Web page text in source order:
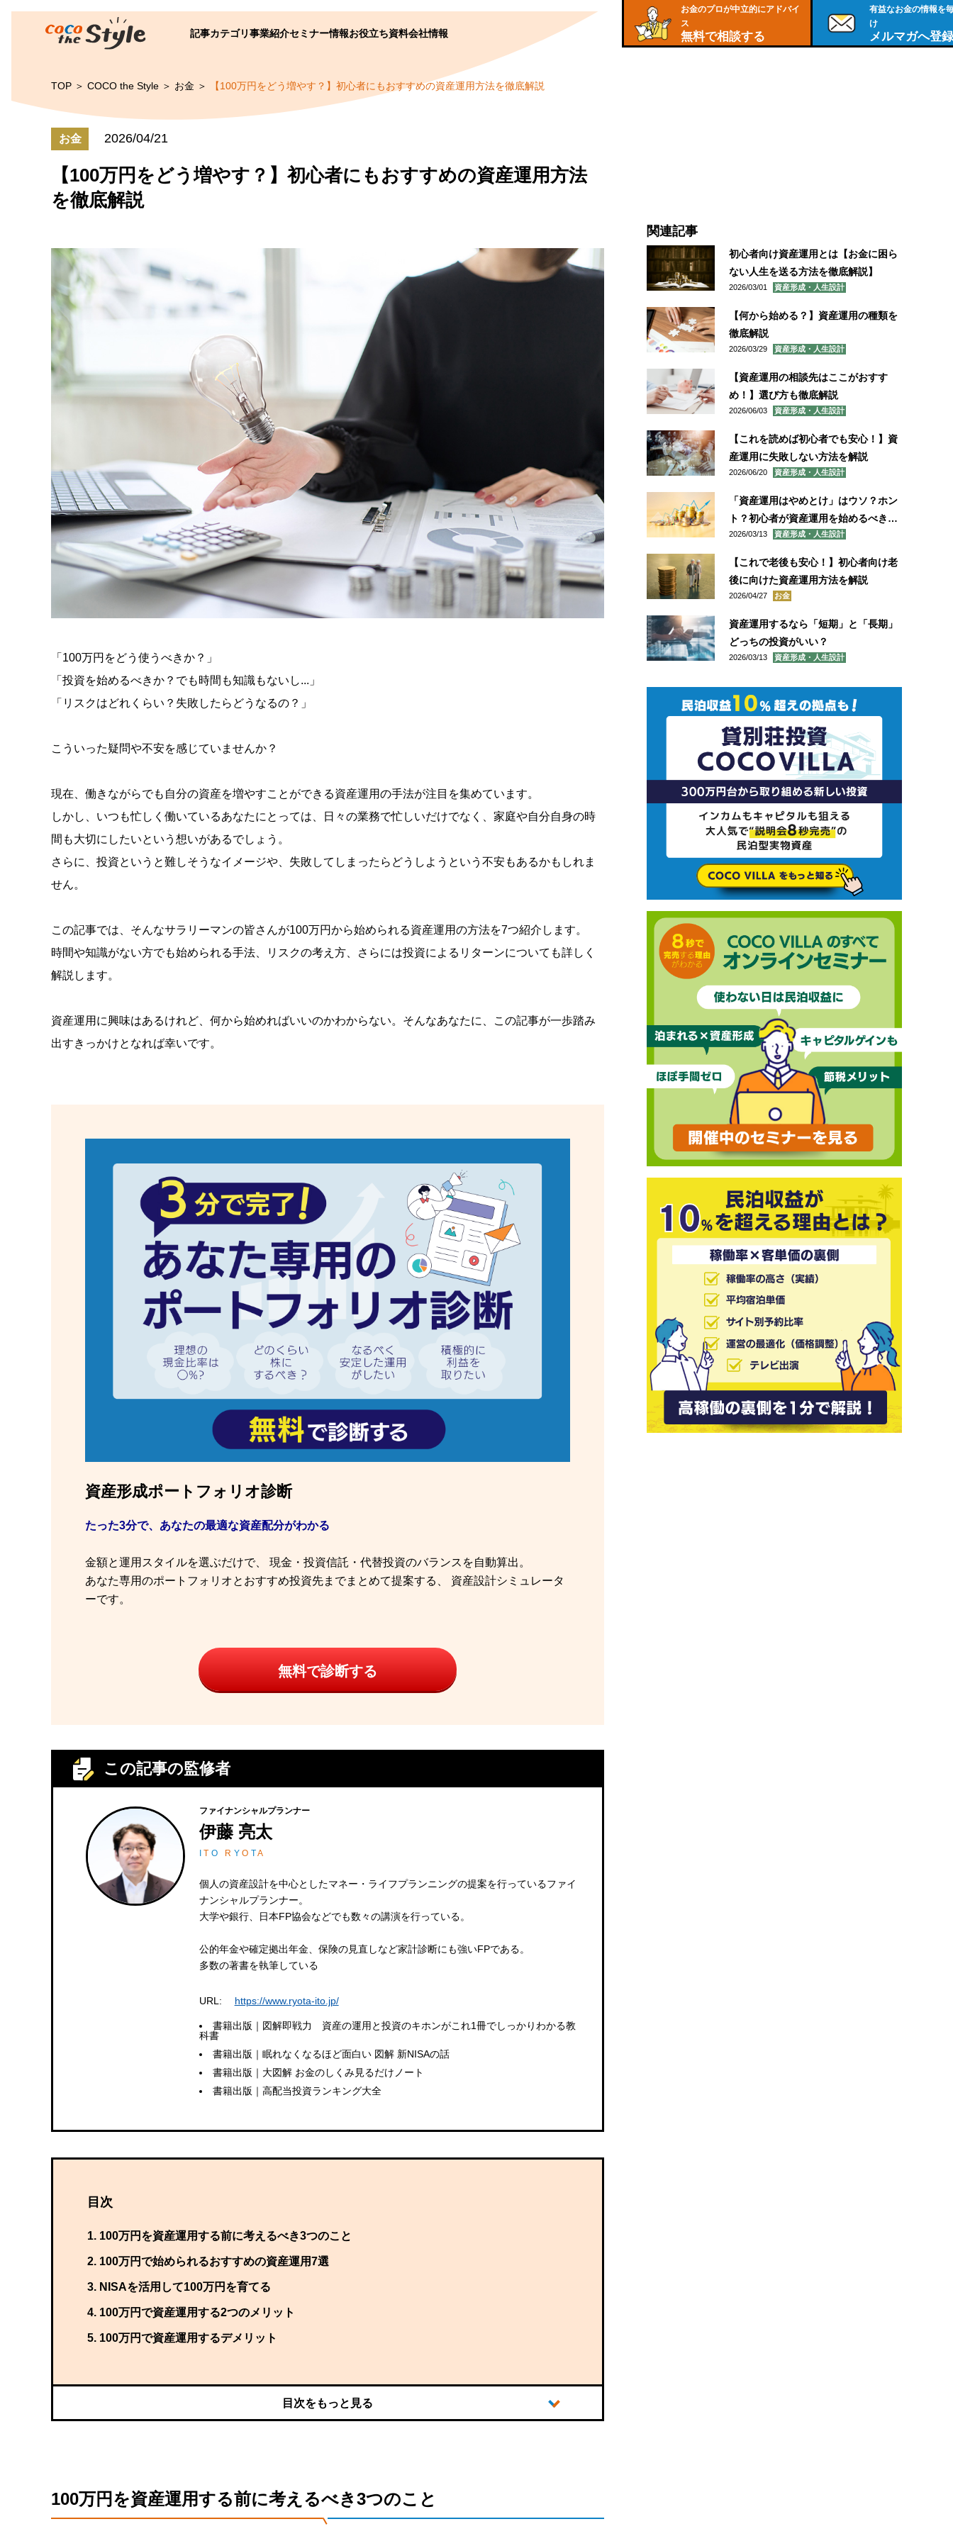
記事カテゴリ事業紹介セミナー情報お役立ち資料会社情報
TOP COCO the Style お金 【100万円をどう増やす？】初心者にもおすすめの資産運用方法を徹底解説
お金 2026/04/21
【100万円をどう増やす？】初心者にもおすすめの資産運用方法
を徹底解説
「100万円をどう使うべきか？」
「投資を始めるべきか？でも時間も知識もないし...」
「リスクはどれくらい？失敗したらどうなるの？」
こういった疑問や不安を感じていませんか？
現在、働きながらでも自分の資産を増やすことができる資産運用の手法が注目を集めています。
しかし、いつも忙しく働いているあなたにとっては、日々の業務で忙しいだけでなく、家庭や自分自身の時
間も大切にしたいという想いがあるでしょう。
さらに、投資というと難しそうなイメージや、失敗してしまったらどうしようという不安もあるかもしれま
せん。
この記事では、そんなサラリーマンの皆さんが100万円から始められる資産運用の方法を7つ紹介します。
時間や知識がない方でも始められる手法、リスクの考え方、さらには投資によるリターンについても詳しく
解説します。
資産運用に興味はあるけれど、何から始めればいいのかわからない。そんなあなたに、この記事が一歩踏み
出すきっかけとなれば幸いです。
資産形成ポートフォリオ診断
たった3分で、あなたの最適な資産配分がわかる
金額と運用スタイルを選ぶだけで、 現金・投資信託・代替投資のバランスを自動算出。
あなた専用のポートフォリオとおすすめ投資先までまとめて提案する、 資産設計シミュレータ
ーです。
無料で診断する
この記事の監修者
ファイナンシャルプランナー
伊藤 亮太
IT O R YO TA
個人の資産設計を中心としたマネー・ライフプランニングの提案を行っているファイ
ナンシャルプランナー。
大学や銀行、日本FP協会などでも数々の講演を行っている。
公的年金や確定拠出年金、保険の見直しなど家計診断にも強いFPである。
多数の著書を執筆している
URL: https://www.ryota-ito.jp/
書籍出版｜図解即戦力 資産の運用と投資のキホンがこれ1冊でしっかりわかる教
科書
書籍出版｜眠れなくなるほど面白い 図解 新NISAの話
書籍出版｜大図解 お金のしくみ見るだけノート
書籍出版｜高配当投資ランキング大全
目次
100万円を資産運用する前に考えるべき3つのこと
100万円で始められるおすすめの資産運用7選
NISAを活用して100万円を育てる
100万円で資産運用する2つのメリット
100万円で資産運用するデメリット
100万円を資産運用する前に考えるべき3つのこと
関連記事
初心者向け資産運用とは【お金に困ら
ない人生を送る方法を徹底解説】
2026/03/01 資産形成・人生設計
【何から始める？】資産運用の種類を
徹底解説
2026/03/29 資産形成・人生設計
【資産運用の相談先はここがおすす
め！】選び方も徹底解説
2026/06/03 資産形成・人生設計
【これを読めば初心者でも安心！】資
産運用に失敗しない方法を解説
2026/06/20 資産形成・人生設計
「資産運用はやめとけ」はウソ？ホン
ト？初心者が資産運用を始めるべき理
由やコツを徹底解説
2026/03/13 資産形成・人生設計
【これで老後も安心！】初心者向け老
後に向けた資産運用方法を解説
2026/04/27 お金
資産運用するなら「短期」と「長期」
どっちの投資がいい？
2026/03/13 資産形成・人生設計
お金のプロが中立的にアドバイ
ス
無料で相談する
有益なお金の情報を
け
メルマガへ登